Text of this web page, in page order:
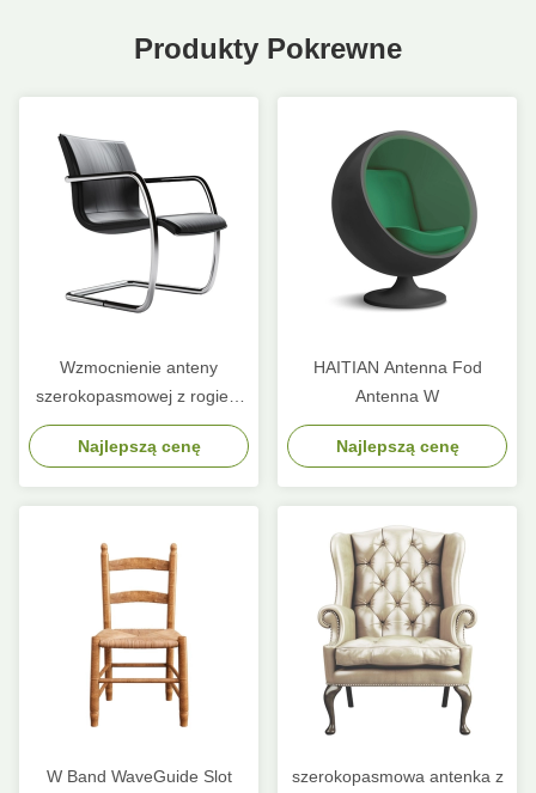
Produkty Pokrewne
Wzmocnienie anteny
szerokopasmowej z rogiem
Multi Beam Dielectric dla
stacji bazowej MmWave 5G
Najlepszą cenę
HAITIAN Antenna Fod
Antenna W
Najlepszą cenę
W Band WaveGuide Slot
szerokopasmowa antenka z